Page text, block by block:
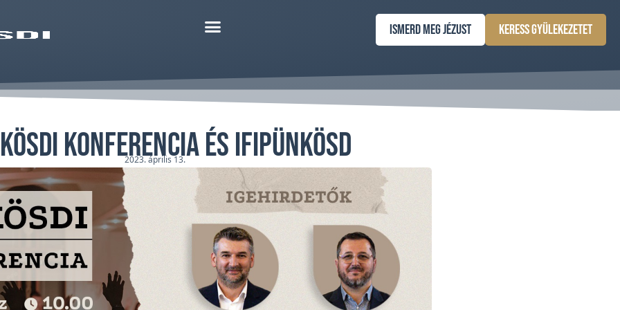
Ismerd meg Jézust Keress gyülekezetet
Konferencia és Ifipünkösd
2023. április 13.